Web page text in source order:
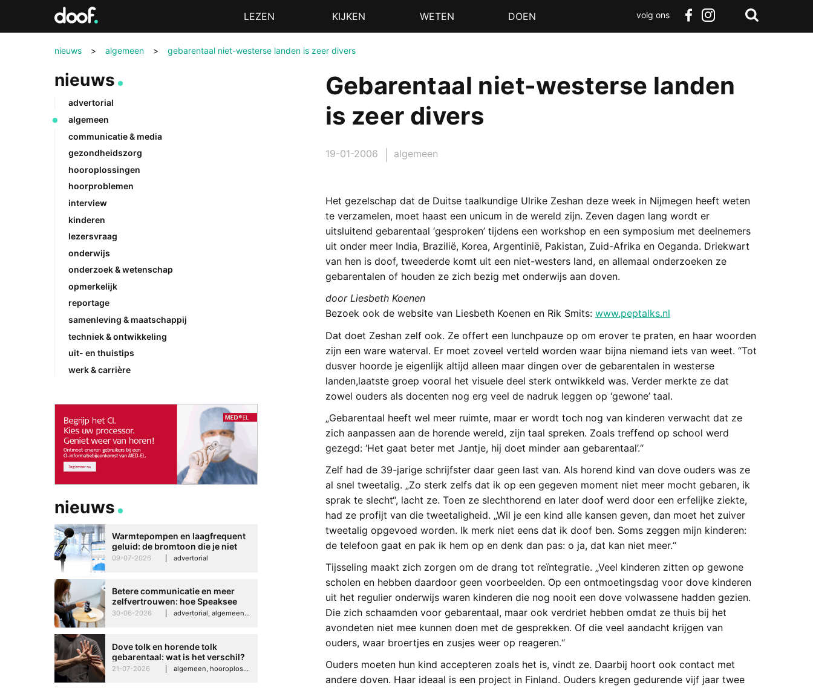
MenuLEZEN KIJKEN WETEN DOEN
volg ons
nieuws > algemeen > gebarentaal niet-westerse landen is zeer divers
Gebarentaal niet-westerse landen
is zeer divers
19-01-2006 algemeen
Het gezelschap dat de Duitse taalkundige Ulrike Zeshan deze week in Nijmegen heeft weten
te verzamelen, moet haast een unicum in de wereld zijn. Zeven dagen lang wordt er
uitsluitend gebarentaal ‘gesproken’ tijdens een workshop en een symposium met deelnemers
uit onder meer India, Brazilië, Korea, Argentinië, Pakistan, Zuid-Afrika en Oeganda. Driekwart
van hen is doof, tweederde komt uit een niet-westers land, en allemaal onderzoeken ze
gebarentalen of houden ze zich bezig met onderwijs aan doven.
door Liesbeth Koenen
Bezoek ook de website van Liesbeth Koenen en Rik Smits: www.peptalks.nl
Dat doet Zeshan zelf ook. Ze offert een lunchpauze op om erover te praten, en haar woorden
zijn een ware waterval. Er moet zoveel verteld worden waar bijna niemand iets van weet. “Tot
dusver hoorde je eigenlijk altijd alleen maar dingen over de gebarentalen in westerse
landen,laatste groep vooral het visuele deel sterk ontwikkeld was. Verder merkte ze dat
zowel ouders als docenten nog erg veel de nadruk leggen op ‘gewone’ taal.
„Gebarentaal heeft wel meer ruimte, maar er wordt toch nog van kinderen verwacht dat ze
zich aanpassen aan de horende wereld, zijn taal spreken. Zoals treffend op school werd
gezegd: ‘Het gaat beter met Jantje, hij doet minder aan gebarentaal’.“
Zelf had de 39-jarige schrijfster daar geen last van. Als horend kind van dove ouders was ze
al snel tweetalig. „Zo sterk zelfs dat ik op een gegeven moment niet meer mocht gebaren, ik
sprak te slecht“, lacht ze. Toen ze slechthorend en later doof werd door een erfelijke ziekte,
had ze profijt van die tweetaligheid. „Wil je een kind alle kansen geven, dan moet het zuiver
tweetalig opgevoed worden. Ik merk niet eens dat ik doof ben. Soms zeggen mijn kinderen:
de telefoon gaat en pak ik hem op en denk dan pas: o ja, dat kan niet meer.“
Tijsseling maakt zich zorgen om de drang tot reïntegratie. „Veel kinderen zitten op gewone
scholen en hebben daardoor geen voorbeelden. Op een ontmoetingsdag voor dove kinderen
uit het regulier onderwijs waren kinderen die nog nooit een dove volwassene hadden gezien.
Die zich schaamden voor gebarentaal, maar ook verdriet hebben omdat ze thuis bij het
avondeten niet mee kunnen doen met de gesprekken. Of die veel aandacht krijgen van
ouders, waar broertjes en zusjes weer op reageren.“
Ouders moeten hun kind accepteren zoals het is, vindt ze. Daarbij hoort ook contact met
andere doven. Haar ideaal is een project in Finland. Ouders kregen gedurende vijf jaar twee
nieuws
advertorial
algemeen
communicatie & media
gezondheidszorg
hooroplossingen
hoorproblemen
interview
kinderen
lezersvraag
onderwijs
onderzoek & wetenschap
opmerkelijk
reportage
samenleving & maatschappij
techniek & ontwikkeling
uit- en thuistips
werk & carrière
nieuws
Warmtepompen en laagfrequent
geluid: de bromtoon die je niet
kunt negeren
09-07-2026 advertorial
Betere communicatie en meer
zelfvertrouwen: hoe Speaksee
Imelda helpt om te groeien in
30-06-2026 advertorial, algemeen, hooroplossingen, interview
Dove tolk en horende tolk
gebarentaal: wat is het verschil?
21-07-2026 algemeen, hooroplossingen, hoorproblemen, samenleving & maatschappij
Doof.nl
Zoeken
Terug